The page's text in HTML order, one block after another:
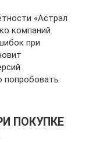
«Астрал
компаний.
при
попробовать
ПОКУПКЕ